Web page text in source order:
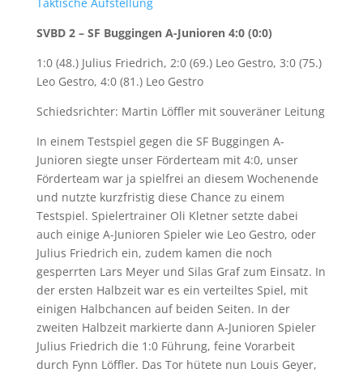
SVBD 2 – SF Buggingen A-Junioren 4:0 (0:0)
1:0 (48.) Julius Friedrich, 2:0 (69.) Leo Gestro, 3:0 (75.)
Leo Gestro, 4:0 (81.) Leo Gestro
Schiedsrichter: Martin Löffler mit souveräner Leitung
In einem Testspiel gegen die SF Buggingen A-
Junioren siegte unser Förderteam mit 4:0, unser
Förderteam war ja spielfrei an diesem Wochenende
und nutzte kurzfristig diese Chance zu einem
Testspiel. Spielertrainer Oli Kletner setzte dabei
auch einige A-Junioren Spieler wie Leo Gestro, oder
Julius Friedrich ein, zudem kamen die noch
gesperrten Lars Meyer und Silas Graf zum Einsatz. In
der ersten Halbzeit war es ein verteiltes Spiel, mit
einigen Halbchancen auf beiden Seiten. In der
zweiten Halbzeit markierte dann A-Junioren Spieler
Julius Friedrich die 1:0 Führung, feine Vorarbeit
durch Fynn Löffler. Das Tor hütete nun Louis Geyer,